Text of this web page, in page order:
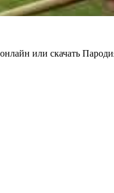
или скачать